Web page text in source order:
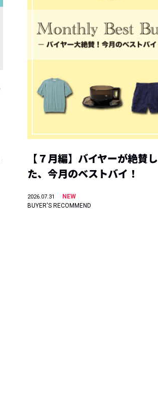
【７月編】バイヤーが絶賛し
た、今月のベストバイ！
2026.07.31
NEW
BUYER'S RECOMMEND